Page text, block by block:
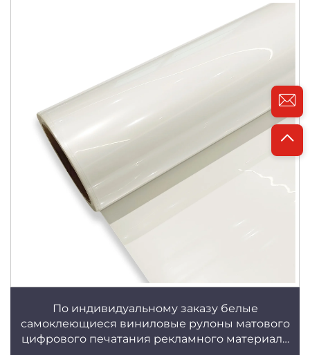
По индивидуальному заказу белые
самоклеющиеся виниловые рулоны матового
цифрового печатания рекламного материала